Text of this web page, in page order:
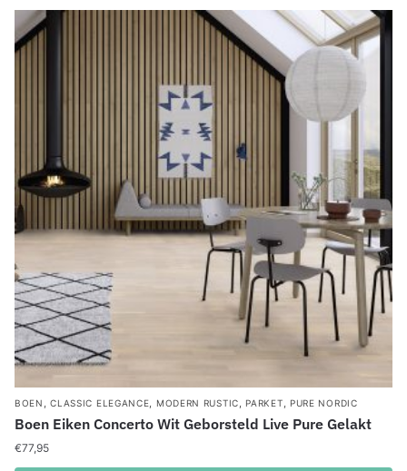
BOEN ,CLASSIC ELEGANCE, MODERN RUSTIC, PARKET, PURE NORDIC
Boen Eiken Concerto Wit Geborsteld Live Pure Gelakt
€77,95